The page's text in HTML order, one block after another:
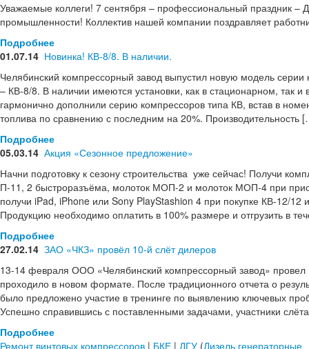
Уважаемые коллеги! 7 сентября – профессиональный праздник –
промышленности! Коллектив нашей компании поздравляет
Подробнее
01.07.14 Новинка! КВ-8/8. В наличии.
Челябинский компрессорный завод выпустил новую модель серии
– КВ-8/8. В наличии имеются установки, как в стационарном, так
гармонично дополнили серию компрессоров типа КВ, встав в
топлива по сравнению с последним на 20%. Производительность
Подробнее
05.03.14 Акция «Сезонное предложение»
Начни подготовку к сезону строительства уже сейчас! Получи
П-11, 2 быстроразъёма, молоток МОП-2 и молоток МОП-4 при
получи iPad, iPhone или Sony PlayStashion 4 при покупке КВ-12/
Продукцию необходимо оплатить в 100% размере и отгрузить в
Подробнее
27.02.14 ЗАО «ЧКЗ» провёл 10-й слёт дилеров
13-14 февраля ООО «Челябинский компрессорный завод»
проходило в новом формате. После традиционного отчета о
было предложено участие в тренинге по выявлению ключевых
Успешно справившись с поставленными задачами, участники
Подробнее
Ремонт винтовых компрессоров | БКЕ | ДГУ (Дизель генераторные